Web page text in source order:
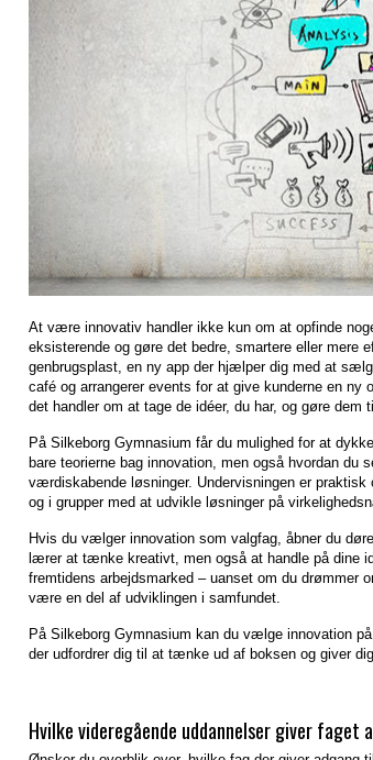
At være innovativ handler ikke kun om at opfinde
eksisterende og gøre det bedre, smartere eller
genbrugsplast, en ny app der hjælper dig med at
café og arrangerer events for at give kunderne en ny
det handler om at tage de idéer, du har, og gøre dem
På Silkeborg Gymnasium får du mulighed for at
bare teorierne bag innovation, men også hvordan
værdiskabende løsninger. Undervisningen er
og i grupper med at udvikle løsninger på
Hvis du vælger innovation som valgfag, åbner du
lærer at tænke kreativt, men også at handle på dine
fremtidens arbejdsmarked – uanset om du drømmer
være en del af udviklingen i samfundet.
På Silkeborg Gymnasium kan du vælge innovation
der udfordrer dig til at tænke ud af boksen og giver
Hvilke videregående uddannelser giver faget